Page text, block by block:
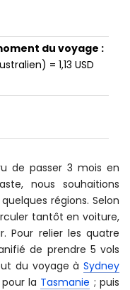
car
= 1,13 USD
de passer 3 mois en
nous souhaitions